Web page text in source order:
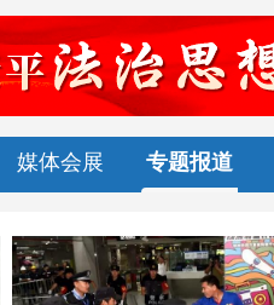
媒体会展 专题报道